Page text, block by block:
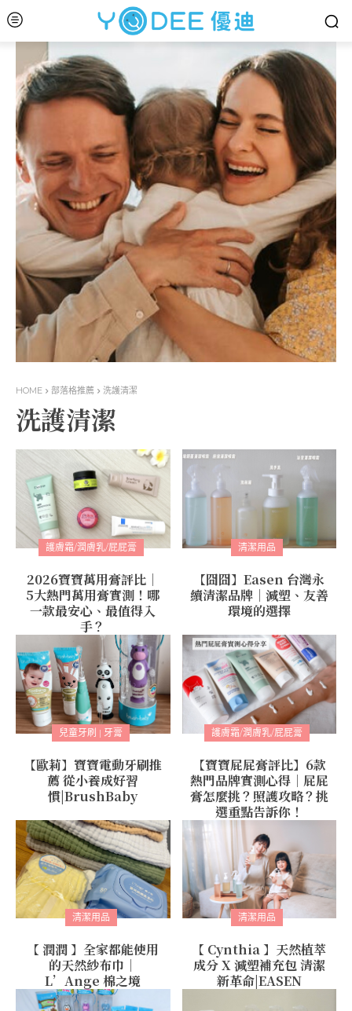
HOME 部落格推薦 洗護清潔
洗護清潔
護膚霜/潤膚乳/屁屁膏
2026寶寶萬用膏評比｜
5大熱門萬用膏實測！哪
一款最安心、最值得入
手？
清潔用品
【囧囧】Easen 台灣永
續清潔品牌｜減塑、友善
環境的選擇
兒童牙刷 | 牙膏
【歐莉】寶寶電動牙刷推
薦 從小養成好習
慣|BrushBaby
護膚霜/潤膚乳/屁屁膏
【寶寶屁屁膏評比】6款
熱門品牌實測心得│屁屁
膏怎麼挑？照護攻略？挑
選重點告訴你！
清潔用品
【 潤潤 】全家都能使用
的天然紗布巾｜
L’Ange 棉之境
清潔用品
【 Cynthia 】天然植萃
成分 X 減塑補充包 清潔
新革命|EASEN